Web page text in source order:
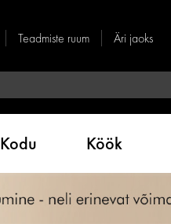
Teadmiste ruum Äri jaoks
Kodu Köök